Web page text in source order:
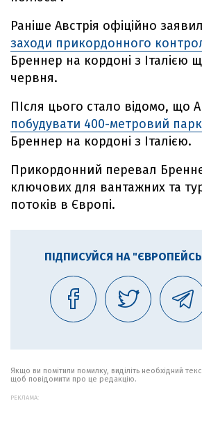
Раніше Австрія офіційно
заходи прикордонного
Бреннер на кордоні з Італією
червня.
ПІсля цього стало відомо, що
побудувати 400-метровий
Бреннер на кордоні з Італією.
Прикордонний перевал
ключових для вантажних та
потоків в Європі.
ПІДПИСУЙСЯ НА
Якщо ви помітили помилку, виділіть необхідний
щоб повідомити про це редакцію.
РЕКЛАМА: